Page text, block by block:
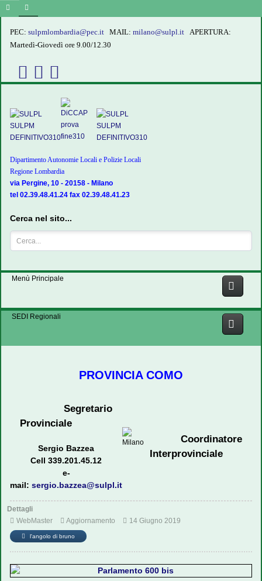
PEC: sulpmlombardia@pec.it MAIL: milano@sulpl.it APERTURA:
Martedì-Giovedì ore 9.00/12.30
Dipartimento Autonomie Locali e Polizie Locali
Regione Lombardia
via Pergine, 10 - 20158 - Milano
tel 02.39.48.41.24 fax 02.39.48.41.23
Cerca nel sito...
Cerca...
Menù Principale
SEDI Regionali
PROVINCIA COMO
Segretario
Provinciale
Sergio Bazzea
Cell 339.201.45.12
e-
mail: sergio.bazzea@sulpl.it
Coordinatore
Interprovinciale
Dettagli
WebMaster
Aggiornamento 14 Giugno 2019
l'angolo di bruno